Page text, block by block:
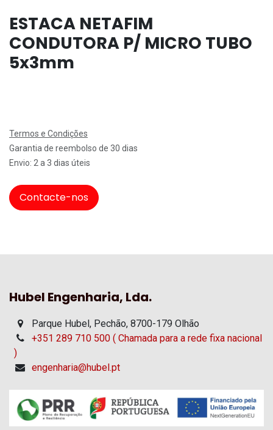
ESTACA NETAFIM
CONDUTORA P/ MICRO TUBO
5x3mm
Termos e Condições
Garantia de reembolso de 30 dias
Envio: 2 a 3 dias úteis
Contacte-nos
Hubel Engenharia, Lda.
Parque Hubel, Pechão, 8700-179 Olhão
+351 289 710 500 ( Chamada para a rede fixa nacional
)
engenharia@hubel.pt